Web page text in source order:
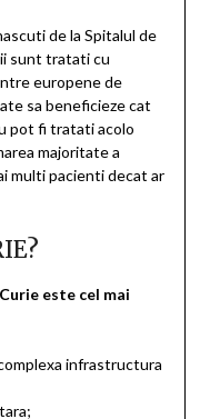
de la Spitalul de
sunt tratati cu
europene de
sa beneficieze cat
pot fi tratati acolo
majoritate a
multi pacienti decat ar
este cel mai
infrastructura